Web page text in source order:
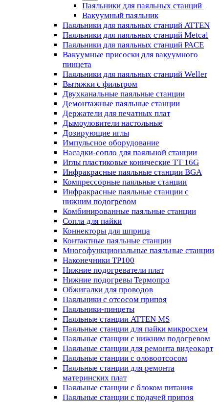
Паяльники для паяльных станций
Вакуумный паяльник
Паяльники для паяльных станций ATTEN
Паяльники для паяльных станций Metcal
Паяльники для паяльных станций PACE
Вакуумные присоски для вакуумного
пинцета
Паяльники для паяльных станций Weller
Вытяжки с фильтром
Двухканальные паяльные станции
Демонтажные паяльные станции
Держатели для печатных плат
Дымоуловители настольные
Дозирующие иглы
Импульсное оборудование
Насадки-сопло для паяльной станции
Иглы пластиковые конические TT 16G
Инфракрасные паяльные станции BGA
Компрессорные паяльные станции
Инфракрасные паяльные станции с
нижним подогревом
Комбинированные паяльные станции
Сопла для пайки
Коннекторы для шприца
Контактные паяльные станции
Многофункциональные паяльные станции
Наконечники TP100
Нижние подогреватели плат
Нижние подогревы Термопро
Обжигалки для проводов
Паяльники с отсосом припоя
Паяльники-пинцеты
Паяльные станции ATTEN MS
Паяльные станции для пайки микросхем
Паяльные станции с нижним подогревом
Паяльные станции для ремонта видеокарт
Паяльные станции с оловоотсосом
Паяльные станции для ремонта
материнских плат
Паяльные станции с блоком питания
Паяльные станции с подачей припоя